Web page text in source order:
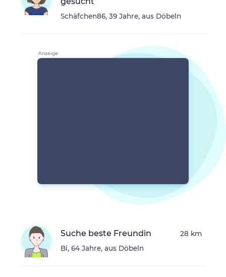
Schäfchen86, 39 Jahre, aus Döbeln
Suche beste Freundin
Bi, 64 Jahre, aus Döbeln
28 km